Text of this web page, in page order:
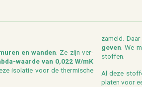
en wan­den . Ze zijn ver­
waar­de van 0,022 W/mK
iso­la­tie voor de ther­mi­sche
za­meld.
geven. We
stof­fen.
Al deze
pla­ten voor